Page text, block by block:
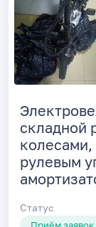
складной
колесами,
рулевым
Статус